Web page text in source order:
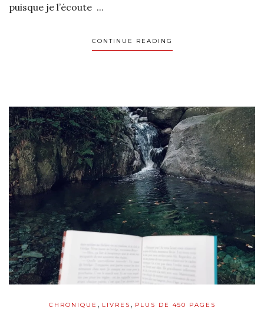
puisque je l’écoute ...
CONTINUE READING
CHRONIQUE , LIVRES , PLUS DE 450 PAGES